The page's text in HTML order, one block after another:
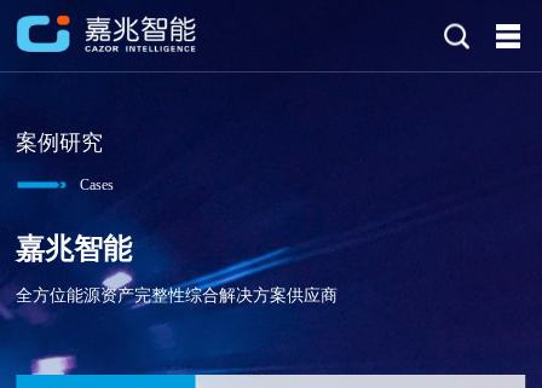
案例研究
Cases
嘉兆智能
全方位能源资产完整性综合解决方案供应商